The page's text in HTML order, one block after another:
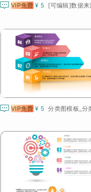
 VIP免费 ¥ 5 [可编辑]数据
 VIP免费 ¥ 5